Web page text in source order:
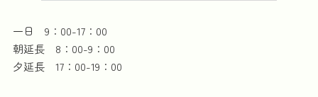
一日 9：00-17：00
朝延長 8：00-9：00
夕延長 17：00-19：00